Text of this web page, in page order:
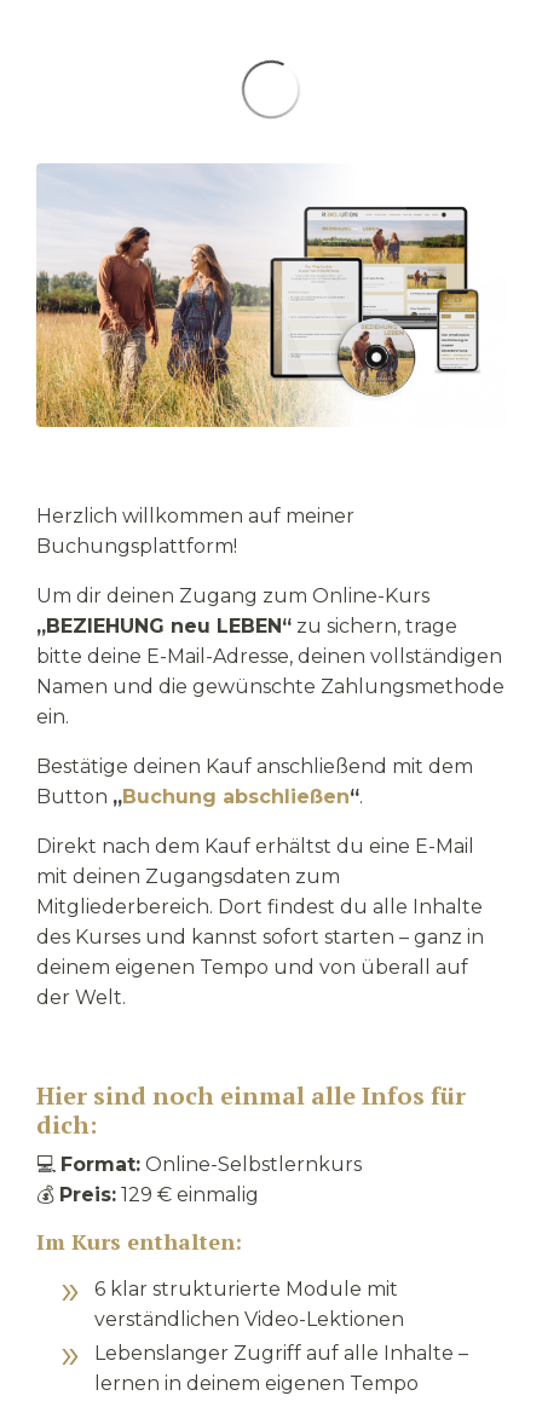
Herzlich willkommen auf meiner
Buchungsplattform!
Um dir deinen Zugang zum Online-Kurs
„BEZIEHUNG neu LEBEN“ zu sichern, trage
bitte deine E-Mail-Adresse, deinen vollständigen
Namen und die gewünschte Zahlungsmethode
ein.
Bestätige deinen Kauf anschließend mit dem
Button „Buchung abschließen“.
Direkt nach dem Kauf erhältst du eine E-Mail
mit deinen Zugangsdaten zum
Mitgliederbereich. Dort findest du alle Inhalte
des Kurses und kannst sofort starten – ganz in
deinem eigenen Tempo und von überall auf
der Welt.
Hier sind noch einmal alle Infos für
dich:
💻 Format: Online-Selbstlernkurs
💰 Preis: 129 € einmalig
Im Kurs enthalten:
6 klar strukturierte Module mit
verständlichen Video-Lektionen
Lebenslanger Zugriff auf alle Inhalte –
lernen in deinem eigenen Tempo